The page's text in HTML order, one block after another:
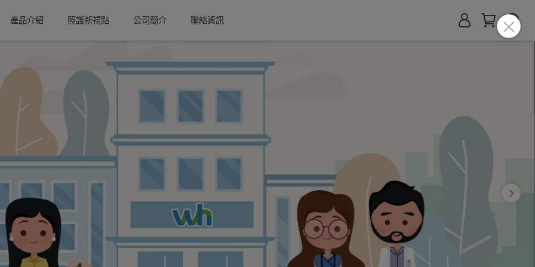
產品介紹 照護新視點 公司簡介 聯絡資訊